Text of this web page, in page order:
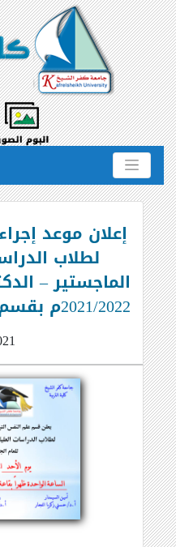
إعلان موعد
لطلاب
الماجستير –
2021/2022م بقسم علم النفس التربوي